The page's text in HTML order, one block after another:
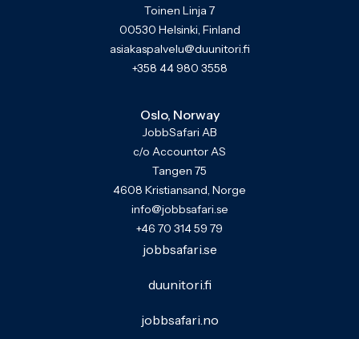
Toinen Linja 7
00530 Helsinki, Finland
asiakaspalvelu@duunitori.fi
+358 44 980 3558
Oslo, Norway
JobbSafari AB
c/o Accountor AS
Tangen 75
4608 Kristiansand, Norge
info@jobbsafari.se
+46 70 314 59 79
jobbsafari.se
duunitori.fi
jobbsafari.no